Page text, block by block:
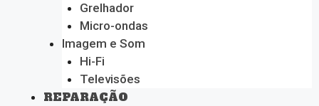
Grelhador
Micro-ondas
Imagem e Som
Hi-Fi
Televisões
REPARAÇÃO